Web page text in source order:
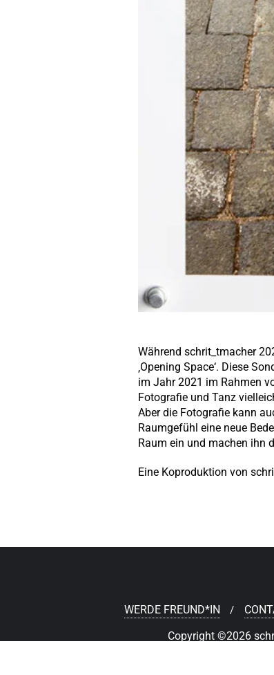
Während schrit_tmacher
‚Opening Space‘. Diese
im Jahr 2021 im Rahmen
Fotografie und Tanz
Aber die Fotografie kann
Raumgefühl eine neue
Raum ein und machen ihn
Eine Koproduktion von
WERDE FREUND*IN
Copyright ©2026